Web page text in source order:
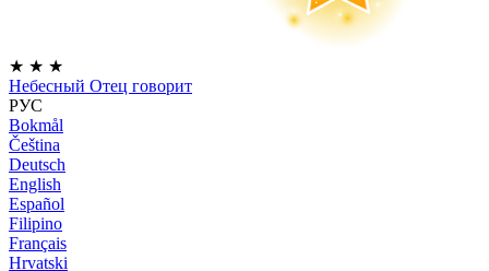
★ ★ ★
Небесный Отец говорит
РУС
Bokmål
Čeština
Deutsch
English
Español
Filipino
Français
Hrvatski